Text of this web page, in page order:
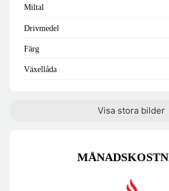
Miltal
Drivmedel
Färg
Växellåda
Visa stora bilder